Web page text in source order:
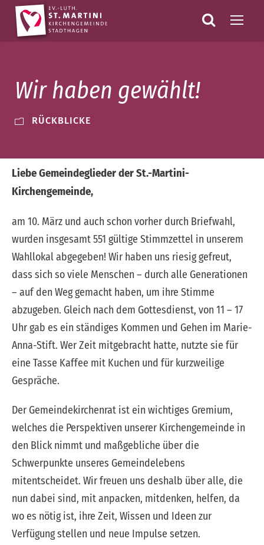
Wir haben gewählt!
RÜCKBLICKE
Liebe Gemeindeglieder der St.-Martini-
Kirchengemeinde,
am 10. März und auch schon vorher durch Briefwahl,
wurden insgesamt 551 gültige Stimmzettel in unserem
Wahllokal abgegeben! Wir haben uns riesig gefreut,
dass sich so viele Menschen – durch alle Generationen
– auf den Weg gemacht haben, um ihre Stimme
abzugeben. Gleich nach dem Gottesdienst, von 11 – 17
Uhr gab es ein ständiges Kommen und Gehen im Marie-
Anna-Stift. Wer Zeit mitgebracht hatte, nutzte sie für
eine Tasse Kaffee mit Kuchen und für kurzweilige
Gespräche.
Der Gemeindekirchenrat ist ein wichtiges Gremium,
welches die Perspektiven unserer Kirchengemeinde in
den Blick nimmt und maßgebliche über die
Schwerpunkte unseres Gemeindelebens
mitentscheidet. Wir freuen uns deshalb über alle, die
nun dabei sind, mit anpacken, mitdenken, helfen, da
wo es nötig ist, ihre Zeit, Wissen und Ideen zur
Verfügung stellen und neue Impulse setzen.